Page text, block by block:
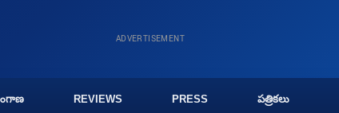
ADVERTISEMENT
REVIEWS PRESS పత్రికలు